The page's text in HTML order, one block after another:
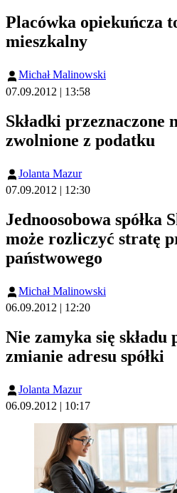
Placówka opiekuńcza
mieszkalny
Michał Malinowski
07.09.2012 | 13:58
Składki przeznaczone
zwolnione z podatku
Jolanta Mazur
07.09.2012 | 12:30
Jednoosobowa spółka
może rozliczyć stratę
państwowego
Michał Malinowski
06.09.2012 | 12:20
Nie zamyka się składu
zmianie adresu spółki
Jolanta Mazur
06.09.2012 | 10:17